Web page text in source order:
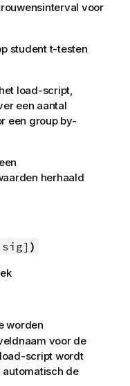
voor
student t-testen
load-script,
een aantal
een group by-
herhaald
)
worden
voor de
script wordt
de